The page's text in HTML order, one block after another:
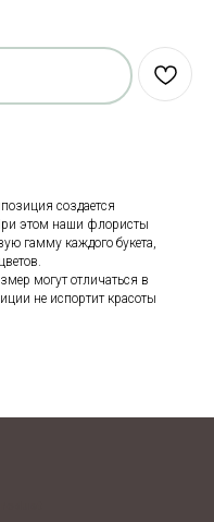
создается
этом наши флористы
гамму каждого букета,
могут отличаться в
не испортит красоты